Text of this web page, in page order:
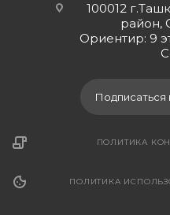
100012
район,
Ориентир: 9
Подписаться
ПОЛИТИКА
ПОЛИТИКА